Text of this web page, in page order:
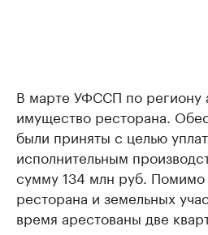
В марте УФССП по региону
имущество ресторана.
были приняты с целью
исполнительным
сумму 134 млн руб.
ресторана и земельных
время арестованы две